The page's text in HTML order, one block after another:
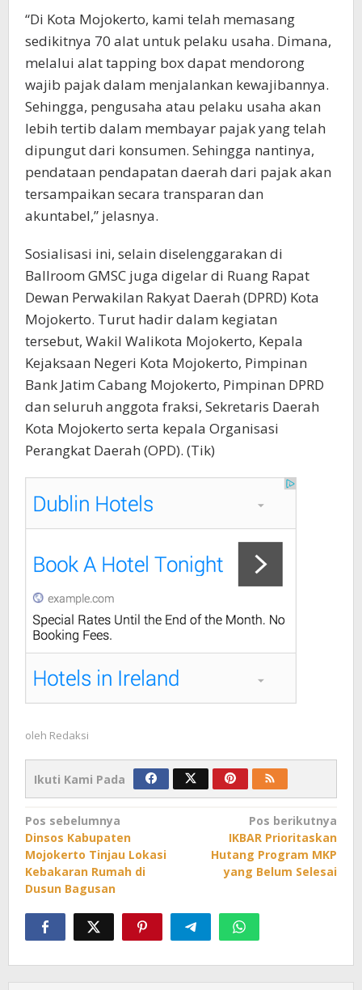
“Di Kota Mojokerto, kami telah memasang
sedikitnya 70 alat untuk pelaku usaha. Dimana,
melalui alat tapping box dapat mendorong
wajib pajak dalam menjalankan kewajibannya.
Sehingga, pengusaha atau pelaku usaha akan
lebih tertib dalam membayar pajak yang telah
dipungut dari konsumen. Sehingga nantinya,
pendataan pendapatan daerah dari pajak akan
tersampaikan secara transparan dan
akuntabel,” jelasnya.
Sosialisasi ini, selain diselenggarakan di
Ballroom GMSC juga digelar di Ruang Rapat
Dewan Perwakilan Rakyat Daerah (DPRD) Kota
Mojokerto. Turut hadir dalam kegiatan
tersebut, Wakil Walikota Mojokerto, Kepala
Kejaksaan Negeri Kota Mojokerto, Pimpinan
Bank Jatim Cabang Mojokerto, Pimpinan DPRD
dan seluruh anggota fraksi, Sekretaris Daerah
Kota Mojokerto serta kepala Organisasi
Perangkat Daerah (OPD). (Tik)
oleh Redaksi
Ikuti Kami Pada
Navigasi
pos
Pos sebelumnya
Dinsos Kabupaten
Mojokerto Tinjau Lokasi
Kebakaran Rumah di
Dusun Bagusan
Pos berikutnya
IKBAR Prioritaskan
Hutang Program MKP
yang Belum Selesai